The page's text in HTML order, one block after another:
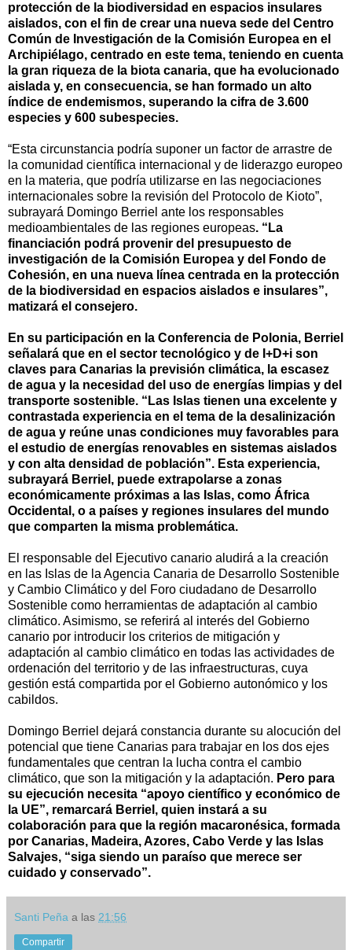
protección de la biodiversidad en espacios insulares
aislados, con el fin de crear una nueva sede del Centro
Común de Investigación de la Comisión Europea en el
Archipiélago, centrado en este tema, teniendo en cuenta
la gran riqueza de la biota canaria, que ha evolucionado
aislada y, en consecuencia, se han formado un alto
índice de endemismos, superando la cifra de 3.600
especies y 600 subespecies.
“Esta circunstancia podría suponer un factor de arrastre de
la comunidad científica internacional y de liderazgo europeo
en la materia, que podría utilizarse en las negociaciones
internacionales sobre la revisión del Protocolo de Kioto”,
subrayará Domingo Berriel ante los responsables
medioambientales de las regiones europeas. “La
financiación podrá provenir del presupuesto de
investigación de la Comisión Europea y del Fondo de
Cohesión, en una nueva línea centrada en la protección
de la biodiversidad en espacios aislados e insulares”,
matizará el consejero.
En su participación en la Conferencia de Polonia, Berriel
señalará que en el sector tecnológico y de I+D+i son
claves para Canarias la previsión climática, la escasez
de agua y la necesidad del uso de energías limpias y del
transporte sostenible. “Las Islas tienen una excelente y
contrastada experiencia en el tema de la desalinización
de agua y reúne unas condiciones muy favorables para
el estudio de energías renovables en sistemas aislados
y con alta densidad de población”. Esta experiencia,
subrayará Berriel, puede extrapolarse a zonas
económicamente próximas a las Islas, como África
Occidental, o a países y regiones insulares del mundo
que comparten la misma problemática.
El responsable del Ejecutivo canario aludirá a la creación
en las Islas de la Agencia Canaria de Desarrollo Sostenible
y Cambio Climático y del Foro ciudadano de Desarrollo
Sostenible como herramientas de adaptación al cambio
climático. Asimismo, se referirá al interés del Gobierno
canario por introducir los criterios de mitigación y
adaptación al cambio climático en todas las actividades de
ordenación del territorio y de las infraestructuras, cuya
gestión está compartida por el Gobierno autonómico y los
cabildos.
Domingo Berriel dejará constancia durante su alocución del
potencial que tiene Canarias para trabajar en los dos ejes
fundamentales que centran la lucha contra el cambio
climático, que son la mitigación y la adaptación. Pero para
su ejecución necesita “apoyo científico y económico de
la UE”, remarcará Berriel, quien instará a su
colaboración para que la región macaronésica, formada
por Canarias, Madeira, Azores, Cabo Verde y las Islas
Salvajes, “siga siendo un paraíso que merece ser
cuidado y conservado”.
Santi Peña a las 21:56
Compartir